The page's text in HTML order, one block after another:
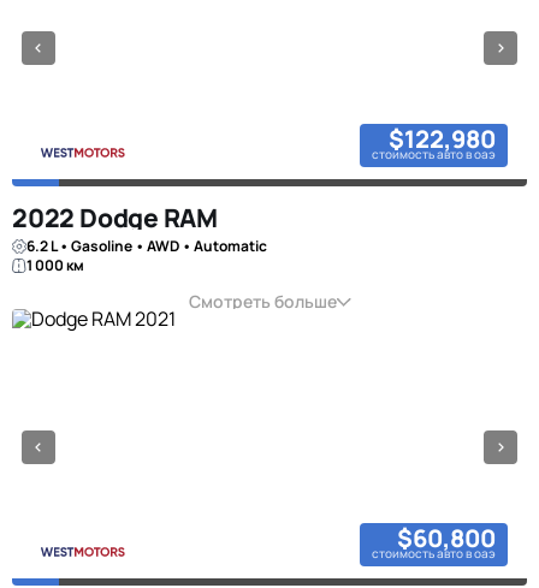
$122,980
стоимость авто в оаэ
2022 Dodge RAM
6.2 L • Gasoline • AWD • Automatic
1 000 км
Смотреть больше
$60,800
стоимость авто в оаэ